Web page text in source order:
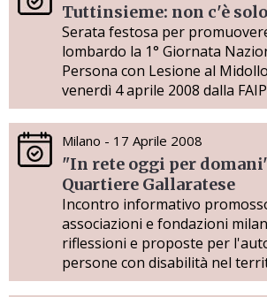
Tuttinsieme: non c'è
Serata festosa per
lombardo la 1° Giornata
Persona con Lesione al
venerdì 4 aprile 2008 dalla
Milano - 17 Aprile 2008
"In rete oggi per
Quartiere Gallaratese
Incontro informativo
associazioni e fondazioni
riflessioni e proposte per
persone con disabilità nel